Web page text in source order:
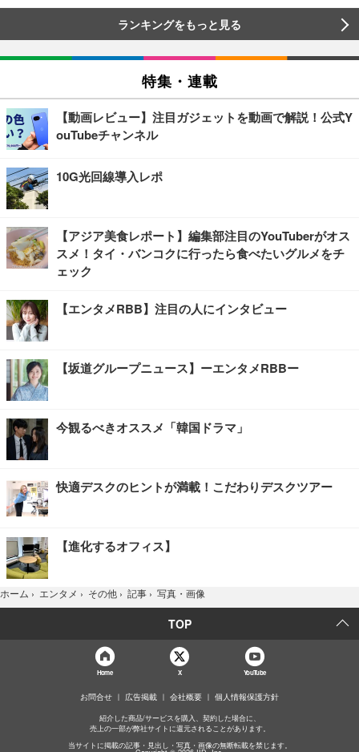
ランキングをもっと見る
特集・連載
【動画レビュー】注目ガジェットを動画で解説！公式Y
ouTubeチャンネル
10G光回線導入レポ
【アジア美食レポート】編集部注目のYouTuberがオス
スメ！タイ・バンコクに行ったら食べたいグルメをチ
ェック
【エンタメRBB】注目の人にインタビュー
【坂道グループニュース】ーエンタメRBBー
今観るべきオススメ「韓国ドラマ」
快適デスクのヒントが満載！こだわりデスクツアー
【進化するオフィス】
ホーム › エンタメ › その他 › 記事 › 写真・画像
TOP
Home X YouTube
お問合せ 広告掲載 会社概要 個人情報保護方針
紹介した商品/サービスを購入、契約した場合に、
売上の一部が弊社サイトに還元されることがあります。
当サイトに掲載の記事・見出し・写真・画像の無断転載を禁じます。